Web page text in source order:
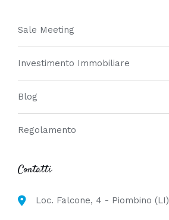
Sale Meeting
Investimento Immobiliare
Blog
Regolamento
Contatti
Loc. Falcone, 4 - Piombino (LI)